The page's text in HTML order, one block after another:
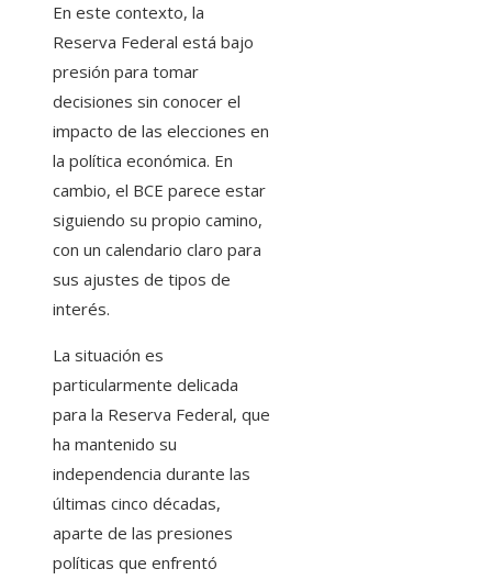
En este contexto, la
Reserva Federal está bajo
presión para tomar
decisiones sin conocer el
impacto de las elecciones en
la política económica. En
cambio, el BCE parece estar
siguiendo su propio camino,
con un calendario claro para
sus ajustes de tipos de
interés.
La situación es
particularmente delicada
para la Reserva Federal, que
ha mantenido su
independencia durante las
últimas cinco décadas,
aparte de las presiones
políticas que enfrentó